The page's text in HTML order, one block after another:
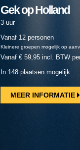
Gek op Holland
3 uur
Vanaf 12 personen
Kleinere groepen mogelijk op
Vanaf € 59,95 incl. BTW
In 148 plaatsen mogelijk
MEER INFORMATIE